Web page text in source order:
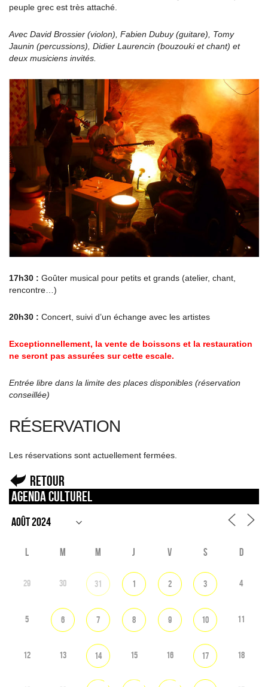
peuple grec est très attaché.
Avec David Brossier (violon), Fabien Dubuy (guitare), Tomy
Jaunin (percussions), Didier Laurencin (bouzouki et chant) et
deux musiciens invités.
17h30 : Goûter musical pour petits et grands (atelier, chant,
rencontre…)
20h30 : Concert, suivi d’un échange avec les artistes
Exceptionnellement, la vente de boissons et la restauration
ne seront pas assurées sur cette escale.
Entrée libre dans la limite des places disponibles (réservation
conseillée)
RÉSERVATION
Les réservations sont actuellement fermées.
Retour
Agenda culturel
L M M J V S D
29 30 31 1 2 3 4
5 6 7 8 9 10 11
12 13 14 15 16 17 18